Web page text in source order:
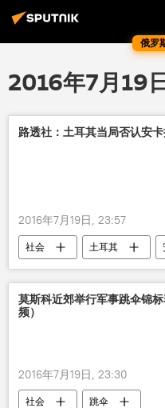
俄罗
2016年7月19
路透社：土耳其当局否认安
2016年7月19日, 23:57
社会 土耳其
爆炸
莫斯科近郊举行军事跳伞锦
频）
2016年7月19日, 23:30
社会 跳伞